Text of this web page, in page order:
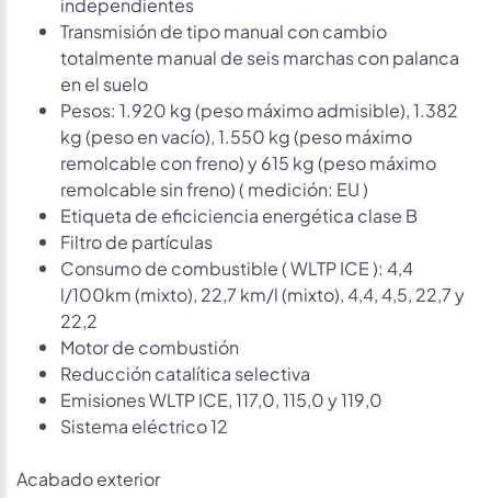
Transmisión de tipo manual con cambio
totalmente manual de seis marchas con palanca
en el suelo
Pesos: 1.920 kg (peso máximo admisible), 1.382
kg (peso en vacío), 1.550 kg (peso máximo
remolcable con freno) y 615 kg (peso máximo
remolcable sin freno) ( medición: EU )
Etiqueta de eficiciencia energética clase B
Filtro de partículas
Consumo de combustible ( WLTP ICE ): 4,4
l/100km (mixto), 22,7 km/l (mixto), 4,4, 4,5, 22,7 y
22,2
Motor de combustión
Reducción catalítica selectiva
Emisiones WLTP ICE, 117,0, 115,0 y 119,0
Sistema eléctrico 12
Acabado exterior